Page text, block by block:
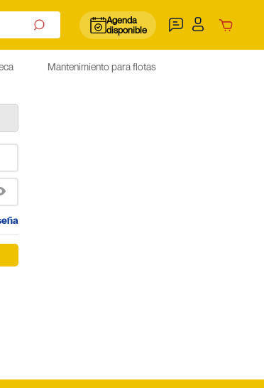
Agenda
disponible
Mantenimiento para flotas